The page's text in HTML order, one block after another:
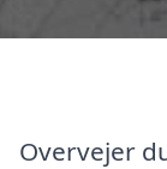
Overvejer